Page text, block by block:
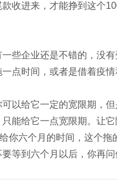
收进来，才能挣到这个
企业还是不错的，没
点时间，或者是借着疫
给它一定的宽限期，但
能给它一点宽限期。让
你六个月的时间，这个
等到六个月以后，你再